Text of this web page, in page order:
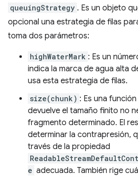
queuingStrategy . Es un objeto
opcional una estrategia de filas
toma dos parámetros:
highWaterMark : Es un
indica la marca de agua alta
usa esta estrategia de filas.
size(chunk) : Es una
devuelve el tamaño finito no
fragmento determinado. El
determinar la contrapresión,
través de la propiedad
e adecuada. También rige